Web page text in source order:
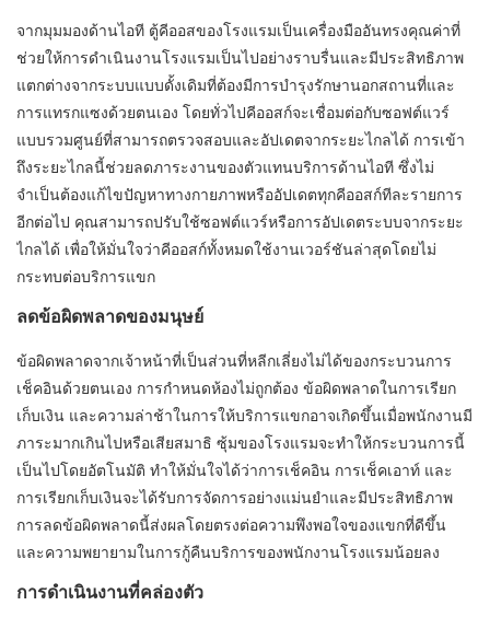
จากมุมมองด้านไอที ตู้คีออสของโรงแรมเป็นเครื่องมืออันทรงคุณค่าที่
ช่วยให้การดำเนินงานโรงแรมเป็นไปอย่างราบรื่นและมีประสิทธิภาพ
แตกต่างจากระบบแบบดั้งเดิมที่ต้องมีการบำรุงรักษานอกสถานที่และ
การแทรกแซงด้วยตนเอง โดยทั่วไปคีออสก์จะเชื่อมต่อกับซอฟต์แวร์
แบบรวมศูนย์ที่สามารถตรวจสอบและอัปเดตจากระยะไกลได้ การเข้า
ถึงระยะไกลนี้ช่วยลดภาระงานของตัวแทนบริการด้านไอที ซึ่งไม่
จำเป็นต้องแก้ไขปัญหาทางกายภาพหรืออัปเดตทุกคีออสก์ทีละรายการ
อีกต่อไป คุณสามารถปรับใช้ซอฟต์แวร์หรือการอัปเดตระบบจากระยะ
ไกลได้ เพื่อให้มั่นใจว่าคีออสก์ทั้งหมดใช้งานเวอร์ชันล่าสุดโดยไม่
กระทบต่อบริการแขก
ลดข้อผิดพลาดของมนุษย์
ข้อผิดพลาดจากเจ้าหน้าที่เป็นส่วนที่หลีกเลี่ยงไม่ได้ของกระบวนการ
เช็คอินด้วยตนเอง การกำหนดห้องไม่ถูกต้อง ข้อผิดพลาดในการเรียก
เก็บเงิน และความล่าช้าในการให้บริการแขกอาจเกิดขึ้นเมื่อพนักงานมี
ภาระมากเกินไปหรือเสียสมาธิ ซุ้มของโรงแรมจะทำให้กระบวนการนี้
เป็นไปโดยอัตโนมัติ ทำให้มั่นใจได้ว่าการเช็คอิน การเช็คเอาท์ และ
การเรียกเก็บเงินจะได้รับการจัดการอย่างแม่นยำและมีประสิทธิภาพ
การลดข้อผิดพลาดนี้ส่งผลโดยตรงต่อความพึงพอใจของแขกที่ดีขึ้น
และความพยายามในการกู้คืนบริการของพนักงานโรงแรมน้อยลง
การดำเนินงานที่คล่องตัว